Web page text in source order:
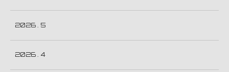
2026 . 5
2026 . 4